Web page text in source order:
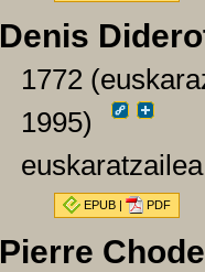
Denis
1772
1995)
EPUB| PDF
Pierre